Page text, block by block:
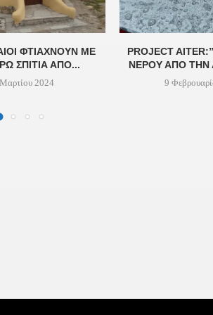
ΦΤΙΆΧΝΟΥΝ ΜΕ
ΣΠΊΤΙΑ ΑΠΌ...
2024
PROJECT
ΝΕΡΟΎ ΑΠΌ ΤΗΝ
9